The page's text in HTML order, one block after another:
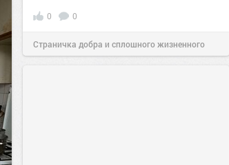
0 0
Страничка добра и сплошного жизненного